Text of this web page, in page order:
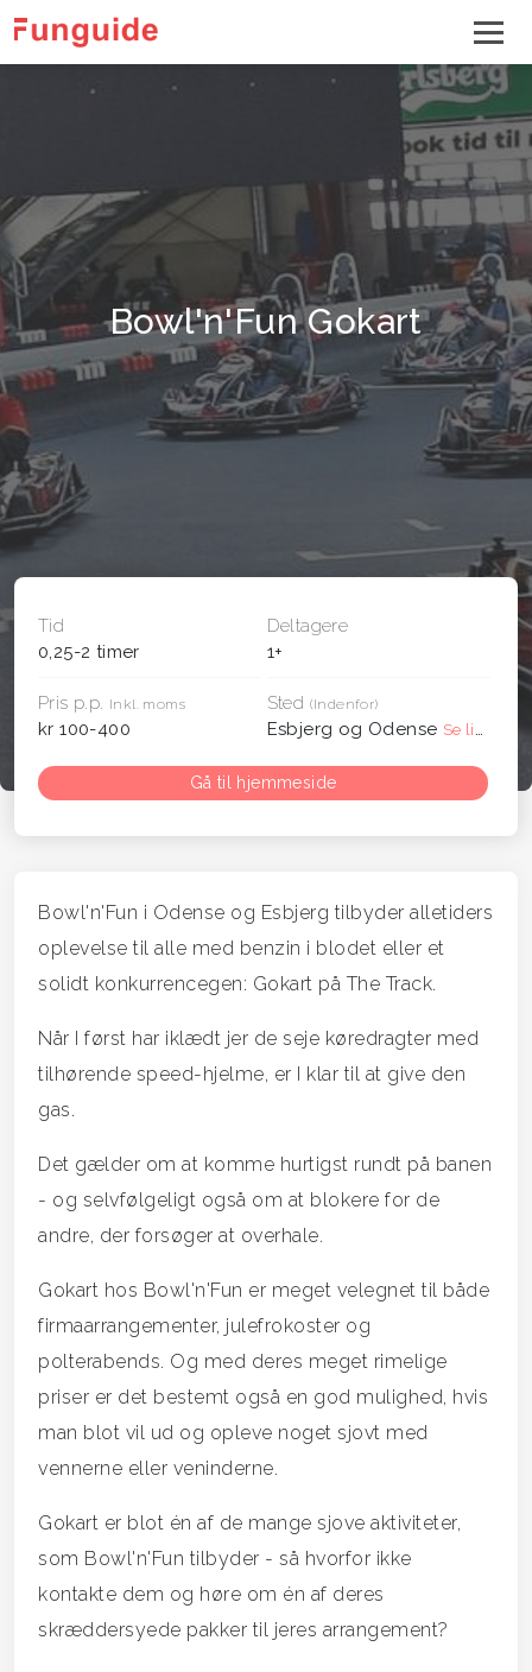
Bowl'n'Fun Gokart
Tid
0,25-2 timer
Deltagere
1+
Pris p.p. Inkl. moms
kr 100-400
Sted (Indenfor)
Esbjerg og Odense Se liste
Gå til hjemmeside
Bowl'n'Fun i Odense og Esbjerg tilbyder alletiders
oplevelse til alle med benzin i blodet eller et
solidt konkurrencegen: Gokart på The Track.
Når I først har iklædt jer de seje køredragter med
tilhørende speed-hjelme, er I klar til at give den
gas.
Det gælder om at komme hurtigst rundt på banen
- og selvfølgeligt også om at blokere for de
andre, der forsøger at overhale.
Gokart hos Bowl'n'Fun er meget velegnet til både
firmaarrangementer, julefrokoster og
polterabends. Og med deres meget rimelige
priser er det bestemt også en god mulighed, hvis
man blot vil ud og opleve noget sjovt med
vennerne eller veninderne.
Gokart er blot én af de mange sjove aktiviteter,
som Bowl'n'Fun tilbyder - så hvorfor ikke
kontakte dem og høre om én af deres
skræddersyede pakker til jeres arrangement?